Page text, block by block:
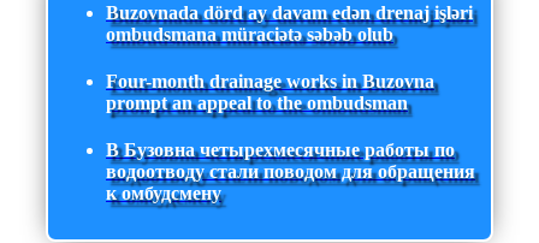
Buzovnada dörd ay davam edən drenaj işləri
ombudsmana müraciətə səbəb olub
Four-month drainage works in Buzovna
prompt an appeal to the ombudsman
В Бузовна четырехмесячные работы по
водоотводу стали поводом для обращения
к омбудсмену